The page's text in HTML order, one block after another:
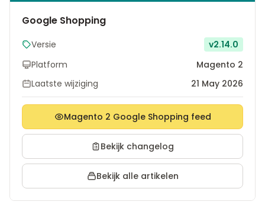
Google Shopping
Versie
v2.14.0
Platform
Magento 2
Laatste wijziging
21 May 2026
Magento 2 Google Shopping feed
Bekijk changelog
Bekijk alle artikelen